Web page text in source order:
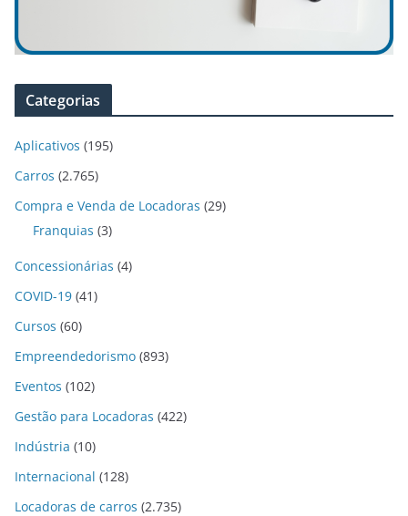
Categorias
Aplicativos (195)
Carros (2.765)
Compra e Venda de Locadoras (29)
Franquias (3)
Concessionárias (4)
COVID-19 (41)
Cursos (60)
Empreendedorismo (893)
Eventos (102)
Gestão para Locadoras (422)
Indústria (10)
Internacional (128)
Locadoras de carros (2.735)